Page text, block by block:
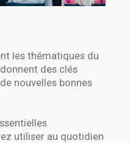
les thématiques du
des clés
nouvelles bonnes
utiliser au quotidien